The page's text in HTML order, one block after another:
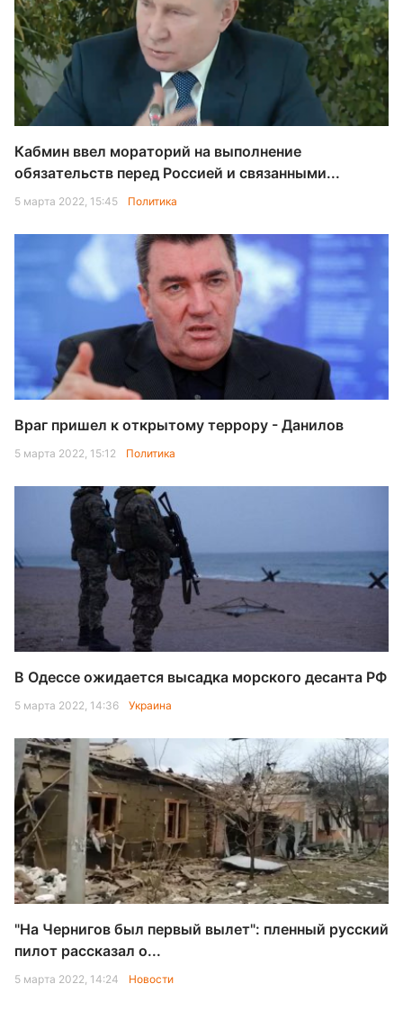
Кабмин ввел мораторий на выполнение
обязательств перед Россией и связанными...
5 марта 2022, 15:45 Политика
Враг пришел к открытому террору - Данилов
5 марта 2022, 15:12 Политика
В Одессе ожидается высадка морского десанта РФ
5 марта 2022, 14:36 Украина
"На Чернигов был первый вылет": пленный русский
пилот рассказал о...
5 марта 2022, 14:24 Новости